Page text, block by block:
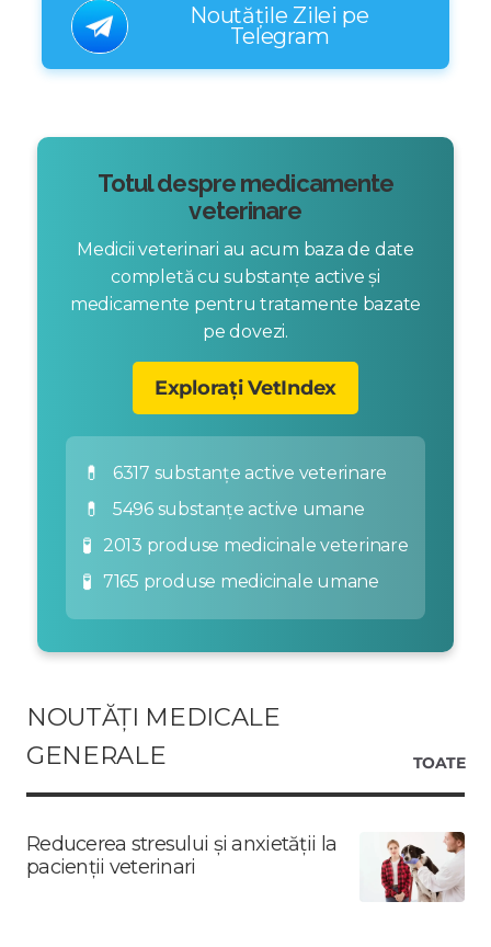
Noutățile Zilei pe
Telegram
Totul despre medicamente
veterinare
Medicii veterinari au acum baza de date
completă cu substanțe active și
medicamente pentru tratamente bazate
pe dovezi.
Explorați VetIndex
💊 6317 substanțe active veterinare
💊 5496 substanțe active umane
🧪 2013 produse medicinale veterinare
🧪 7165 produse medicinale umane
NOUTĂȚI MEDICALE
GENERALE
TOATE
Reducerea stresului și anxietății la
pacienții veterinari